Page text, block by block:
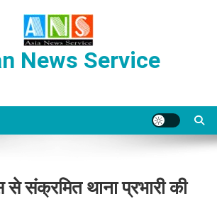
News Service
से संक्रमित थाना प्रभारी की